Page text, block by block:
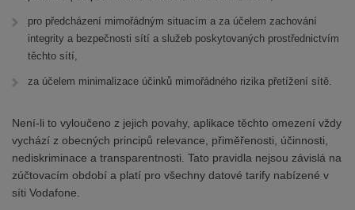
pro předcházení mimořádným situacím a za účelem zachování
integrity a bezpečnosti sítí a služeb poskytovaných prostřednictvím
těchto sítí,
za účelem minimalizace účinků mimořádného rizika přetížení sítě.
Není-li to vyloučeno z jejich povahy, aplikace těchto omezení vždy
vychází z obecných principů relevance, přiměřenosti, účinnosti,
nediskriminace a transparentnosti. Tato pravidla nejsou závislá na
zúčtovacím období a platí pro všechny datové tarify nabízené v
síti Vodafone.